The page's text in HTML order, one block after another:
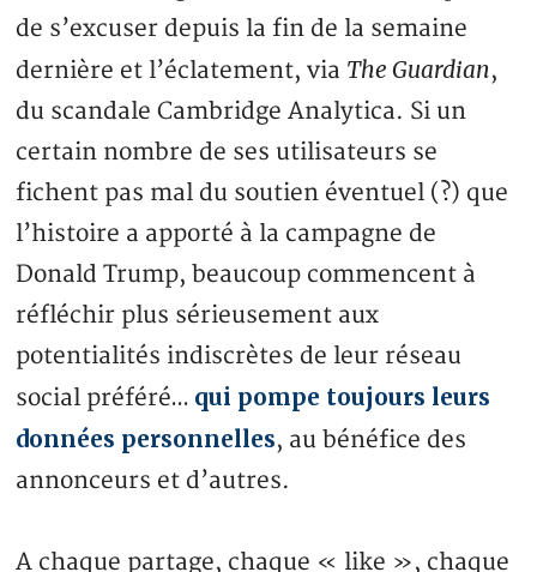
de s’excuser depuis la fin de la semaine
dernière et l’éclatement, via The Guardian,
du scandale Cambridge Analytica. Si un
certain nombre de ses utilisateurs se
fichent pas mal du soutien éventuel (?) que
l’histoire a apporté à la campagne de
Donald Trump, beaucoup commencent à
réfléchir plus sérieusement aux
potentialités indiscrètes de leur réseau
social préféré… qui pompe toujours leurs
données personnelles, au bénéfice des
annonceurs et d’autres.
A chaque partage, chaque « like », chaque